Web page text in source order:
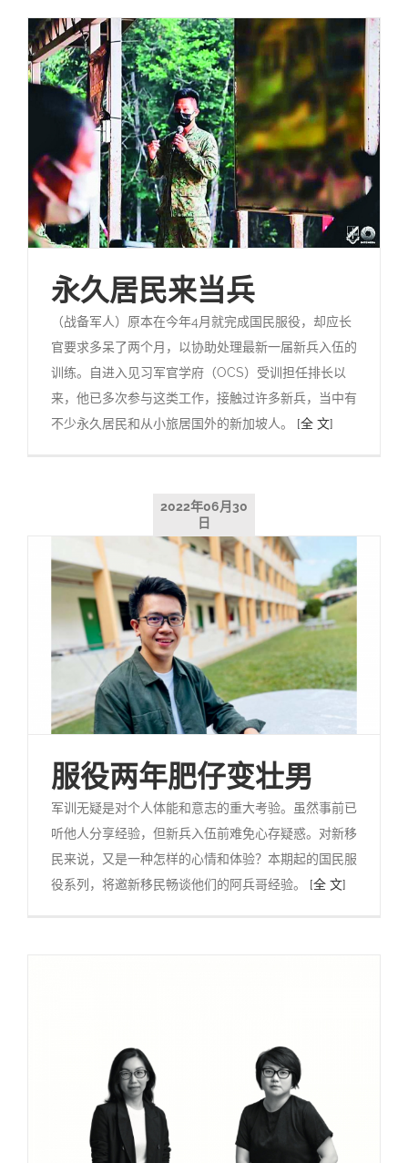
永久居民来当兵
（战备军人）原本在今年4月就完成国民服役，却应长
官要求多呆了两个月，以协助处理最新一届新兵入伍的
训练。自进入见习军官学府（OCS）受训担任排长以
来，他已多次参与这类工作，接触过许多新兵，当中有
不少永久居民和从小旅居国外的新加坡人。 [全 文]
2022年06月30
日
服役两年肥仔变壮男
军训无疑是对个人体能和意志的重大考验。虽然事前已
听他人分享经验，但新兵入伍前难免心存疑惑。对新移
民来说，又是一种怎样的心情和体验？本期起的国民服
役系列，将邀新移民畅谈他们的阿兵哥经验。 [全 文]